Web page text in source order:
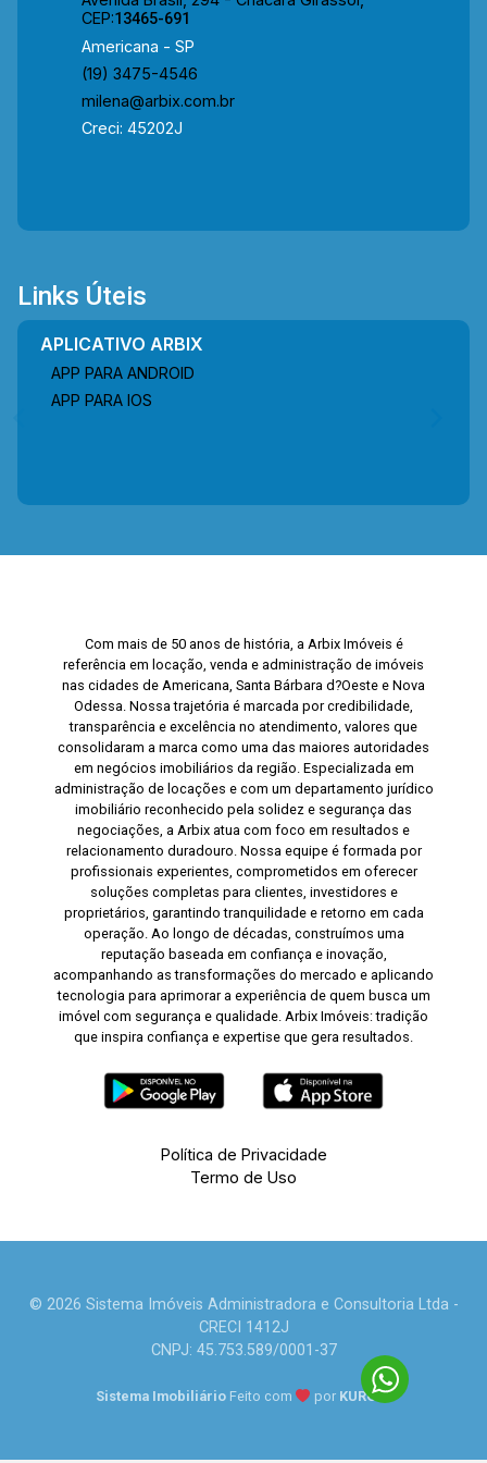
CEP:13465-691
Americana - SP
(19) 3475-4546
milena@arbix.com.br
Creci: 45202J
Links Úteis
APLICATIVO ARBIX
APP PARA ANDROID
APP PARA IOS
Com mais de 50 anos de história, a Arbix Imóveis é
referência em locação, venda e administração de imóveis
nas cidades de Americana, Santa Bárbara d?Oeste e Nova
Odessa. Nossa trajetória é marcada por credibilidade,
transparência e excelência no atendimento, valores que
consolidaram a marca como uma das maiores autoridades
em negócios imobiliários da região. Especializada em
administração de locações e com um departamento jurídico
imobiliário reconhecido pela solidez e segurança das
negociações, a Arbix atua com foco em resultados e
relacionamento duradouro. Nossa equipe é formada por
profissionais experientes, comprometidos em oferecer
soluções completas para clientes, investidores e
proprietários, garantindo tranquilidade e retorno em cada
operação. Ao longo de décadas, construímos uma
reputação baseada em confiança e inovação,
acompanhando as transformações do mercado e aplicando
tecnologia para aprimorar a experiência de quem busca um
imóvel com segurança e qualidade. Arbix Imóveis: tradição
que inspira confiança e expertise que gera resultados.
Política de Privacidade
Termo de Uso
© 2026 Sistema Imóveis Administradora e Consultoria Ltda -
CRECI 1412J
CNPJ: 45.753.589/0001-37
Sistema Imobiliário Feito com por KUROLE